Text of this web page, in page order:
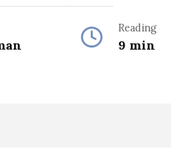
Reading
9 min